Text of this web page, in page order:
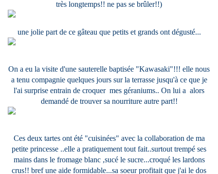
très longtemps!! ne pas se brûler!!)
une jolie part de ce gâteau que petits et grands ont dégusté...
On a eu la visite d'une sauterelle baptisée "Kawasaki"!!! elle nous
a tenu compagnie quelques jours sur la terrasse jusqu'à ce que je
l'ai surprise entrain de croquer mes géraniums.. On lui a alors
demandé de trouver sa nourriture autre part!!
Ces deux tartes ont été "cuisinées" avec la collaboration de ma
petite princesse ..elle a pratiquement tout fait..surtout trempé ses
mains dans le fromage blanc ,sucé le sucre...croqué les lardons
crus!! bref une aide formidable...sa soeur profitait que j'ai le dos